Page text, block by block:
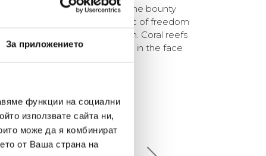
За приложението
функции на социални
използвате сайта ни,
може да я комбинират
от Ваша страна на
Michael Aram is inspired by the bounty
floor. The ocean is symbolic of freedom
renewal and strength. Coral reefs
transformation, and refuge in the face
Линковска
08-10